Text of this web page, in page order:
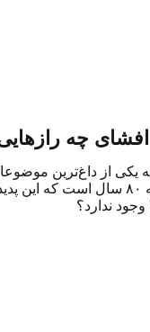
افشای چه
ناشناس بار دیگر به
تأییدشده پنتاگون و دستور
ندارد؟